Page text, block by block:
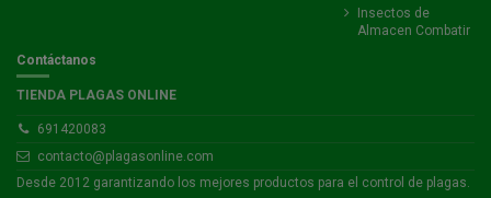
Insectos de
Almacen Combatir
Contáctanos
TIENDA PLAGAS ONLINE
691420083
contacto@plagasonline.com
Desde 2012 garantizando los mejores productos para el control de plagas.